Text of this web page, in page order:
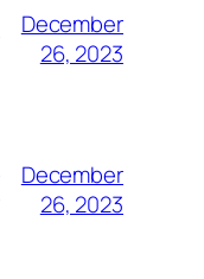
December
26, 2023
December
26, 2023